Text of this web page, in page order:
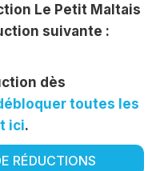
Le Petit Maltais
suivante :
dès
toutes les
ici.
RÉDUCTIONS